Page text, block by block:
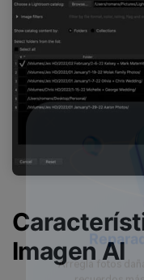
Imagen AI